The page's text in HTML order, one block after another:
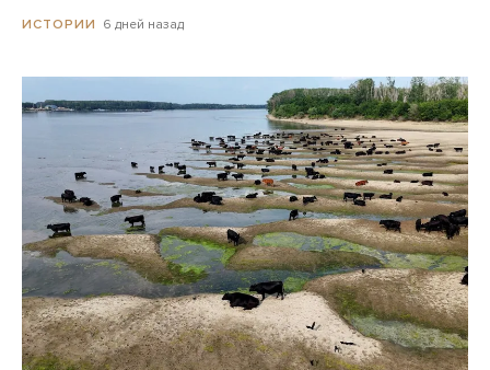
ИСТОРИИ 6 дней назад